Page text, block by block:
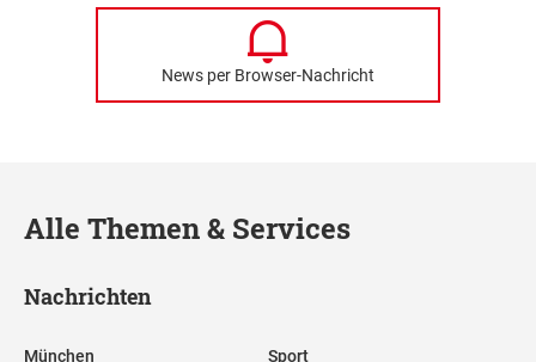
News per Browser-Nachricht
Alle Themen & Services
Nachrichten
München Sport